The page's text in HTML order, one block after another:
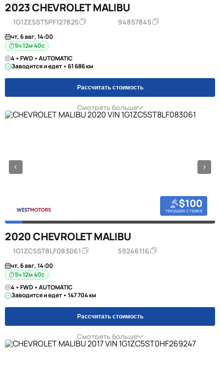
2023 CHEVROLET MALIBU
1G1ZE5ST5PF127825 94857845
чт, 6 авг, 14:00
5ч 12м 39с
4 • FWD • AUTOMATIC
Заводится и едет • 61 686 км
Рассчитать стоимость
Смотреть больше
$100
текущая ставка
2020 CHEVROLET MALIBU
1G1ZC5ST8LF083061 59246116
чт, 6 авг, 14:00
5ч 12м 39с
4 • FWD • AUTOMATIC
Заводится и едет • 147 704 км
Рассчитать стоимость
Смотреть больше